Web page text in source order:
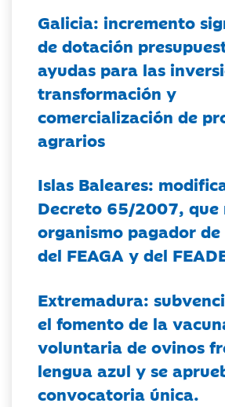
Galicia: incremento
de dotación
ayudas para las
transformación y
comercialización de
agrarios
Islas Baleares:
Decreto 65/2007, que
organismo pagador
del FEAGA y del
Extremadura:
el fomento de la
voluntaria de ovinos
lengua azul y se
convocatoria única.